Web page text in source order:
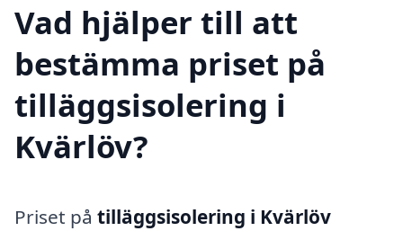
Vad hjälper till att
bestämma priset på
tilläggsisolering i
Kvärlöv?
Priset på tilläggsisolering i Kvärlöv